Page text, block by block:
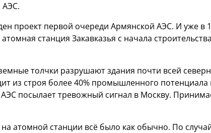
АЭС.
проект первой очереди Армянской АЭС. И уже в
станция Закавказья с начала
толчки разрушают здания почти всей
из строя более 40% промышленного потенциала
посылает тревожный сигнал в Москву.
на атомной станции всё было как обычно. По